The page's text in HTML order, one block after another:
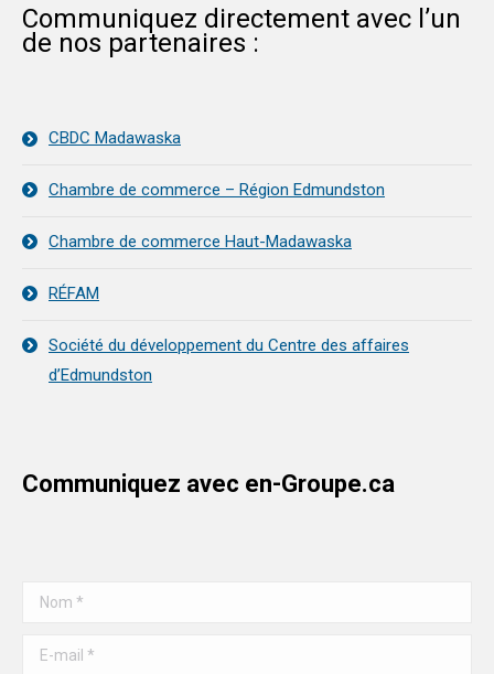
Communiquez directement avec l’un
de nos partenaires :
CBDC Madawaska
Chambre de commerce – Région Edmundston
Chambre de commerce Haut-Madawaska
RÉFAM
Société du développement du Centre des affaires
d’Edmundston
Communiquez avec en-Groupe.ca
Nom *
E-mail *